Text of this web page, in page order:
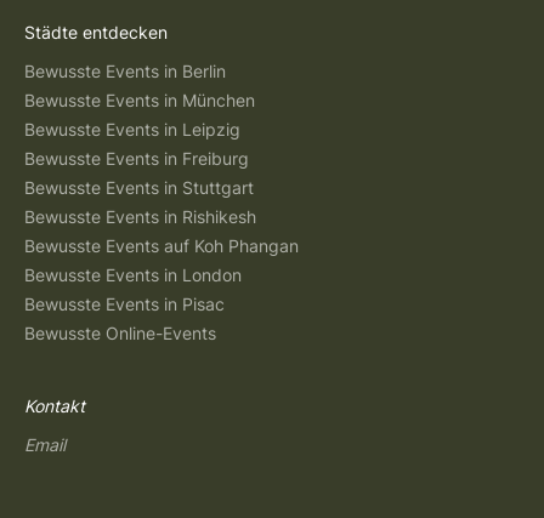
Städte entdecken
Bewusste Events in Berlin
Bewusste Events in München
Bewusste Events in Leipzig
Bewusste Events in Freiburg
Bewusste Events in Stuttgart
Bewusste Events in Rishikesh
Bewusste Events auf Koh Phangan
Bewusste Events in London
Bewusste Events in Pisac
Bewusste Online-Events
Kontakt
Email